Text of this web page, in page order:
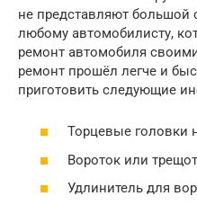
не представляют большой
любому автомобилисту,
ремонт автомобиля
ремонт прошёл легче и
приготовить следующие
Торцевые головки
Вороток или
Удлинитель для